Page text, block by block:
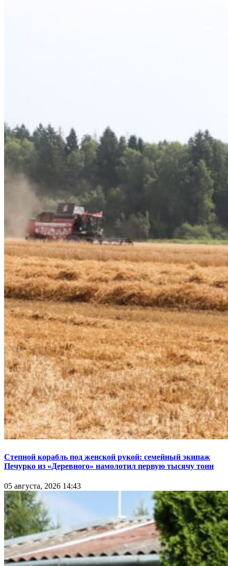
Степной корабль под женской рукой: семейный экипаж
Печурко из «Деревного» намолотил первую тысячу тонн
05 августа, 2026 14:43